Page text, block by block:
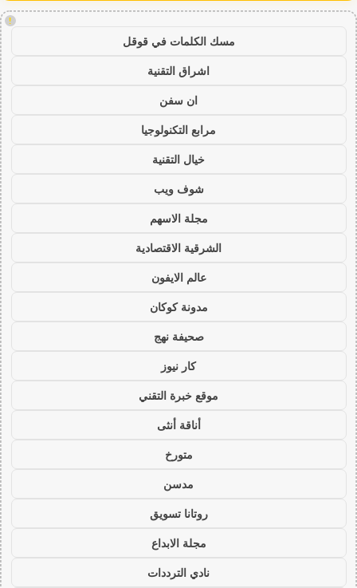
!
مسك الكلمات في قوقل
اشراق التقنية
ان سفن
مرابع التكنولوجيا
خيال التقنية
شوف ويب
مجلة الاسهم
الشرقية الاقتصادية
عالم الايفون
مدونة كوكان
صحيفة نهج
كار نيوز
موقع خبرة التقني
أناقة أنثى
متورخ
مدسن
روتانا تسويق
مجلة الابداع
نادي الترددات